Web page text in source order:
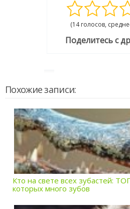
(14 голосов,
Поделитесь с
Похожие записи:
Кто на свете всех зубастей:
которых много зубов